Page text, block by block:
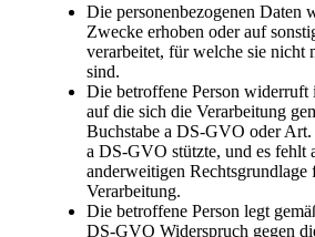
Die personenbezogenen Daten
Zwecke erhoben oder auf
verarbeitet, für welche sie nicht
sind.
Die betroffene Person
auf die sich die Verarbeitung
Buchstabe a DS-GVO oder
a DS-GVO stützte, und es fehlt
anderweitigen Rechtsgrundlage
Verarbeitung.
Die betroffene Person legt
DS-GVO Widerspruch gegen